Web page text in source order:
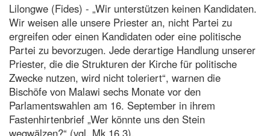
Lilongwe (Fides) - „Wir unterstützen keinen Kandidaten.
Wir weisen alle unsere Priester an, nicht Partei zu
ergreifen oder einen Kandidaten oder eine politische
Partei zu bevorzugen. Jede derartige Handlung unserer
Priester, die die Strukturen der Kirche für politische
Zwecke nutzen, wird nicht toleriert“, warnen die
Bischöfe von Malawi sechs Monate vor den
Parlamentswahlen am 16. September in ihrem
Fastenhirtenbrief „Wer könnte uns den Stein
wegwälzen?“ (vgl. Mk 16,3).